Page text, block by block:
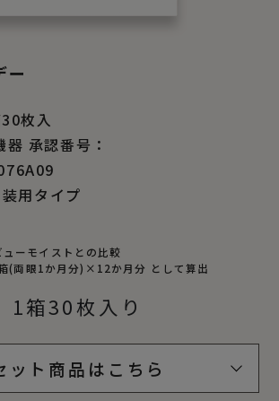
ー
枚入
承認番号：
用タイプ
ーモイストとの比較
両眼1か月分)×12か月分 として算出
1箱30枚入り
ット商品はこちら